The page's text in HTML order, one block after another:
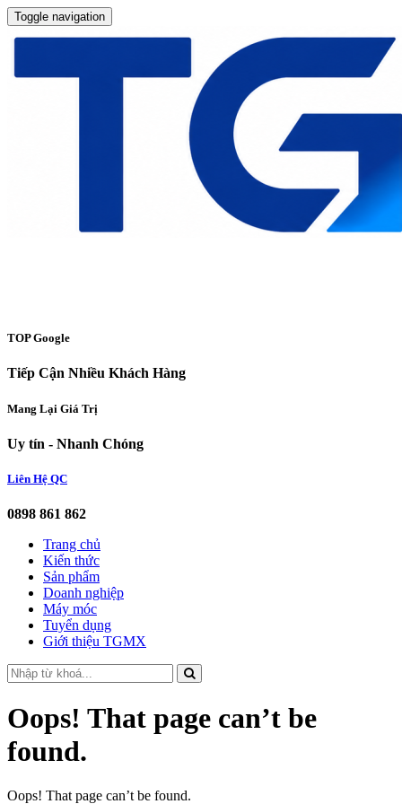
Toggle navigation
TOP Google
Tiếp Cận Nhiều Khách Hàng
Mang Lại Giá Trị
Uy tín - Nhanh Chóng
Liên Hệ QC
0898 861 862
Trang chủ
Kiến thức
Sản phẩm
Doanh nghiệp
Máy móc
Tuyển dụng
Giới thiệu TGMX
Oops! That page can’t be
found.
Oops! That page can’t be found.